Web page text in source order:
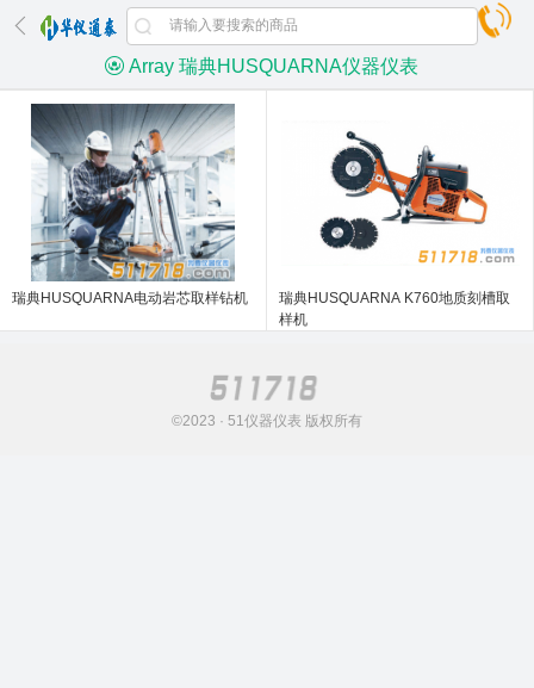
Array 瑞典HUSQUARNA仪器仪表
瑞典HUSQUARNA电动岩芯取样钻机
瑞典HUSQUARNA K760地质刻槽取
样机
©2023 · 51仪器仪表 版权所有